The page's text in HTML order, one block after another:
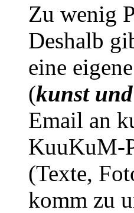
Zu wenig
Deshalb
eine
(kunst
Email an
KuuKuM-
(Texte,
komm zu